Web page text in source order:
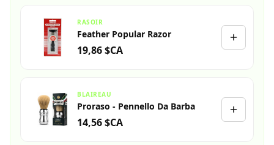
RASOIR
Feather Popular Razor
19,86 $CA
BLAIREAU
Proraso - Pennello Da Barba
14,56 $CA